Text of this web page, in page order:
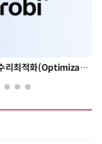
AI 시대의 의사결정을 바꾸는 수리최적화(Optimization): 실제 산업 적용 사례와 활용 전략